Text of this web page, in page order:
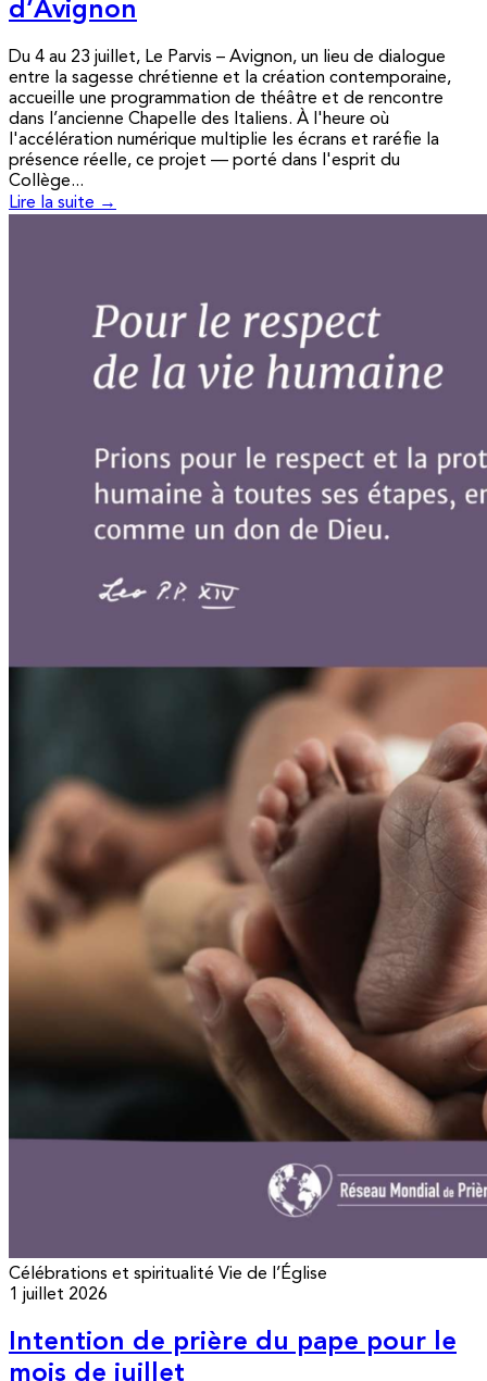
d’Avignon
Du 4 au 23 juillet, Le Parvis – Avignon, un lieu de dialogue
entre la sagesse chrétienne et la création contemporaine,
accueille une programmation de théâtre et de rencontre
dans l’ancienne Chapelle des Italiens. À l'heure où
l'accélération numérique multiplie les écrans et raréfie la
présence réelle, ce projet — porté dans l'esprit du
Collège...
Lire la suite →
Célébrations et spiritualité Vie de l’Église
1 juillet 2026
Intention de prière du pape pour le
mois de juillet